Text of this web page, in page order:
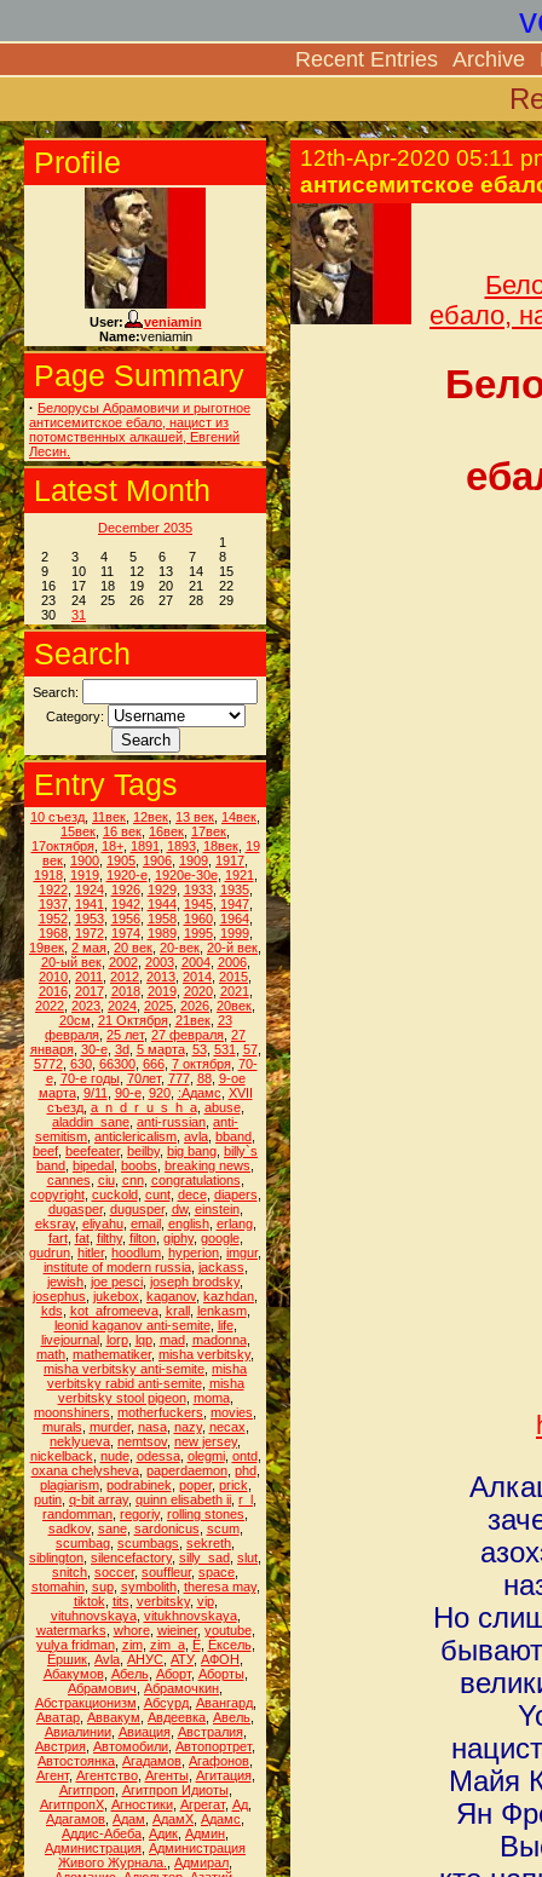
Recent Entries Archive
Profile
User:
veniamin
Name:veniamin
Page Summary
· Белорусы Абрамовичи и рыготное
антисемитское ебало, нацист из
потомственных алкашей, Евгений
Лесин.
Latest Month
December 2035
1
2
3 4 5 6 7
8
9
10 11 12 13 14
15
16
17 18 19 20 21
22
23
24 25 26 27 28
29
30
31
Search
Search:
Category:
Entry Tags
10 съезд 11век 12век 13 век 14век
15век 16 век 16век 17век
17октября, 18+, 1891 1893, 18век, 19
век 1900 1905 1906 1909 1917
1918, 1919, 1920-е, 1920е-30е, 1921
1922, 1924, 1926, 1929, 1933, 1935,
1937, 1941 1942, 1944, 1945, 1947,
1952, 1953, 1956, 1958, 1960, 1964,
1968, 1972, 1974, 1989, 1995, 1999,
19век 2 мая 20 век 20-век 20-й век
20-ый век, 2002, 2003, 2004, 2006,
2010 2011 2012 2013 2014 2015
2016, 2017, 2018, 2019, 2020, 2021
2022 2023 2024 2025 2026 20век
20см 21 Октября, 21век, 23
февраля 25 лет, 27 февраля 27
января, 30-е, 3d, 5 марта, 53, 531 57,
5772, 630, 66300, 666, 7 октября, 70-
е, 70-е годы, 70лет, 777, 88, 9-ое
марта, 9/11 90-е, 920, :Адамс XVII
съезд, a_n_d_r_u_s_h_a, abuse,
aladdin_sane anti-russian anti-
semitism anticlericalism avla bband
beef beefeater, beilby, big bang billy`s
band bipedal boobs breaking news
cannes ciu, cnn, congratulations
copyright, cuckold, cunt, dece, diapers
dugasper, dugusper, dw, einstein,
eksray, eliyahu, email, english, erlang,
fart, fat, filthy, filton, giphy, google,
gudrun hitler, hoodlum hyperion imgur,
institute of modern russia, jackass
jewish joe pesci joseph brodsky,
josephus jukebox kaganov, kazhdan
kds kot_afromeeva, krall, lenkasm,
leonid kaganov anti-semite, life,
livejournal, lorp, lqp, mad, madonna,
math mathematiker, misha verbitsky,
misha verbitsky anti-semite misha
verbitsky rabid anti-semite, misha
verbitsky stool pigeon, moma,
moonshiners motherfuckers movies
murals murder, nasa, nazy, necax
neklyueva nemtsov, new jersey,
nickelback nude, odessa, olegmi, ontd,
oxana chelysheva, paperdaemon, phd,
plagiarism, podrabinek poper, prick
putin q-bit array, quinn elisabeth ii r_l
randomman regoriy, rolling stones
sadkov, sane, sardonicus scum,
scumbag scumbags sekreth
siblington silencefactory, silly_sad slut
snitch soccer, souffleur, space
stomahin, sup, symbolith, theresa may,
tiktok tits verbitsky, vip,
vituhnovskaya, vitukhnovskaya,
watermarks whore, wieiner, youtube,
yulya fridman, zim, zim_a, Ё, Ёксель,
Ёршик Аvla АНУС АТУ, АФОН
Абакумов, Абель, Аборт, Аборты,
Абрамович Абрамочкин
Абстракционизм Абсурд, Авангард,
Аватар Аввакум Авдеевка Авель
Авиалинии, Авиация, Австралия,
Австрия Автомобили Автопортрет,
Автостоянка Агадамов Агафонов
Агент, Агентство, Агенты, Агитация,
Агитпроп, Агитпроп Идиоты,
АгитпропХ, Агностики, Агрегат, Ад,
Адагамов Адам АдамХ Адамс
Аддис-Абеба Адик Админ
Администрация Администрация
Живого Журнала.
Адмирал
12th-Apr-2020 05:11
антисемитское
ебало,
Но
Майя
Ян